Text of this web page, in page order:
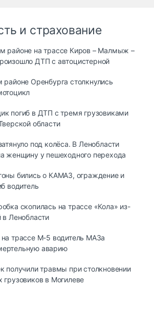
и страхование
районе на трассе Киров – Малмыж –
ДТП с автоцистерной
районе Оренбурга столкнулись
погиб в ДТП с тремя грузовиками
области
под колёса. В Ленобласти
женщину у пешеходного перехода
бились о КАМАЗ, ограждение и
водитель
скопилась на трассе «Кола» из-
в Ленобласти
трассе М-5 водитель МАЗа
аварию
получили травмы при столкновении
грузовиков в Могилеве